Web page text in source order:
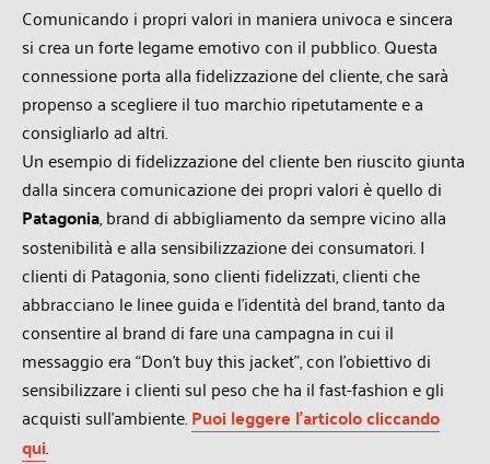
Comunicando i propri valori in maniera univoca e sincera
si crea un forte legame emotivo con il pubblico. Questa
connessione porta alla fidelizzazione del cliente, che sarà
propenso a scegliere il tuo marchio ripetutamente e a
consigliarlo ad altri.
Un esempio di fidelizzazione del cliente ben riuscito giunta
dalla sincera comunicazione dei propri valori è quello di
Patagonia, brand di abbigliamento da sempre vicino alla
sostenibilità e alla sensibilizzazione dei consumatori. I
clienti di Patagonia, sono clienti fidelizzati, clienti che
abbracciano le linee guida e l’identità del brand, tanto da
consentire al brand di fare una campagna in cui il
messaggio era “Don’t buy this jacket”, con l’obiettivo di
sensibilizzare i clienti sul peso che ha il fast-fashion e gli
acquisti sull’ambiente.Puoi leggere l’articolo cliccando
qui.